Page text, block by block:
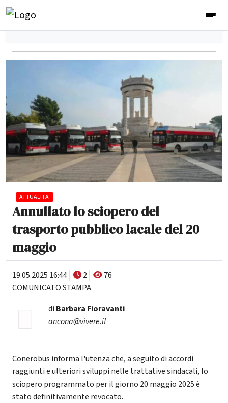
ATTUALITA'
Annullato lo sciopero del
trasporto pubblico lacale del 20
maggio
19.05.2025 16:44 2
76
COMUNICATO STAMPA
di Barbara Fioravanti
ancona@vivere.it
Conerobus informa l'utenza che, a seguito di accordi
raggiunti e ulteriori sviluppi nelle trattative sindacali, Io
sciopero programmato per il giorno 20 maggio 2025 è
stato definitivamente revocato.